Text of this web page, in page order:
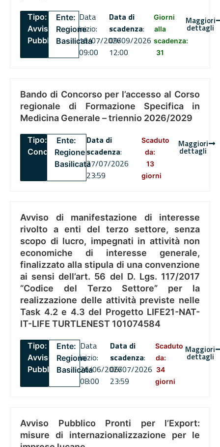
Tipo:
Avviso
Pubblico
Ente:
Regione
Basilicata
Data
inizio:
16/07/2026
09:00
Data di
scadenza:
09/09/2026
12:00
Giorni
alla
scadenza:
31
Maggiori
dettagli
Bando di Concorso per l’accesso al Corso
regionale di Formazione Specifica in
Medicina Generale – triennio 2026/2029
Tipo:
Concorsi
Ente:
Regione
Basilicata
Data di
scadenza:
27/07/2026
23:59
Scaduto
da:
13
giorni
Maggiori
dettagli
Avviso di manifestazione di interesse
rivolto a enti del terzo settore, senza
scopo di lucro, impegnati in attività non
economiche di interesse generale,
finalizzato alla stipula di una convenzione
ai sensi dell’art. 56 del D. Lgs. 117/2017
“Codice del Terzo Settore” per la
realizzazione delle attività previste nelle
Task 4.2 e 4.3 del Progetto LIFE21-NAT-
IT-LIFE TURTLENEST 101074584
Tipo:
Avviso
Pubblico
Ente:
Regione
Basilicata
Data
inizio:
26/06/2026
08:00
Data di
scadenza:
06/07/2026
23:59
Scaduto
da:
34
giorni
Maggiori
dettagli
Avviso Pubblico Pronti per l’Export:
misure di internazionalizzazione per le